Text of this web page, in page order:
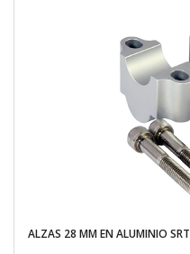
ALZAS 28 MM EN ALUMINIO SRT